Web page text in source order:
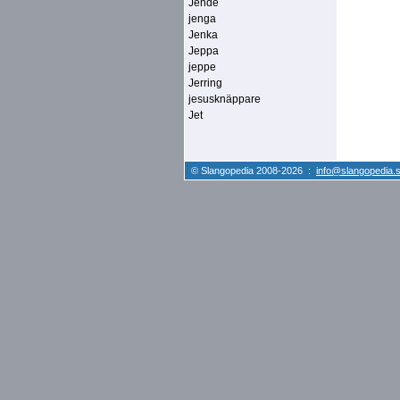
Jende
jenga
Jenka
Jeppa
jeppe
Jerring
jesusknäppare
Jet
© Slangopedia 2008-2026 :